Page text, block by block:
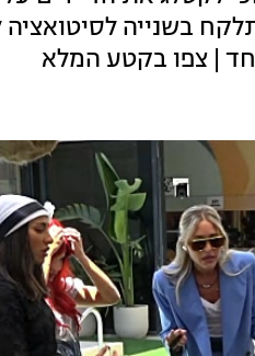
בשנייה לסיטואציה
| צפו בקטע המלא